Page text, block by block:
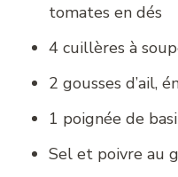
tomates en dés
4 cuillères à
2 gousses d’ail,
1 poignée de
Sel et poivre au